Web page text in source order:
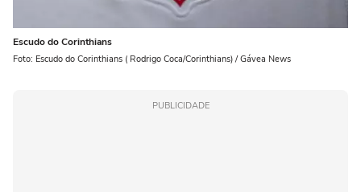
Escudo do Corinthians
Foto: Escudo do Corinthians ( Rodrigo Coca/Corinthians) / Gávea News
PUBLICIDADE